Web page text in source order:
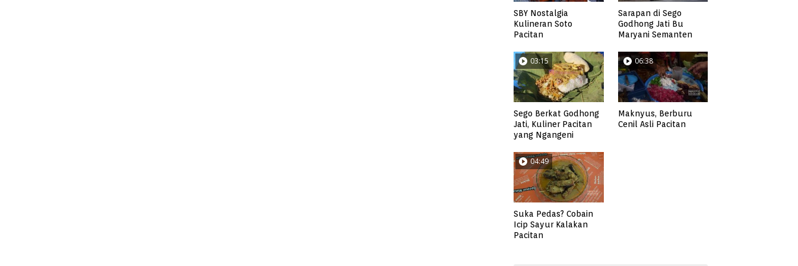
SBY Nostalgia
Kulineran Soto
Pacitan
Sarapan di Sego
Godhong Jati Bu
Maryani Semanten
03:15
Sego Berkat Godhong
Jati, Kuliner Pacitan
yang Ngangeni
06:38
Maknyus, Berburu
Cenil Asli Pacitan
04:49
Suka Pedas? Cobain
Icip Sayur Kalakan
Pacitan